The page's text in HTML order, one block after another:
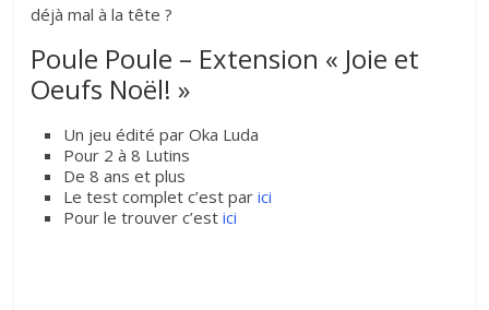
déjà mal à la tête ?
Poule Poule – Extension « Joie et
Oeufs Noël! »
Un jeu édité par Oka Luda
Pour 2 à 8 Lutins
De 8 ans et plus
Le test complet c’est parici
Pour le trouver c’est ici